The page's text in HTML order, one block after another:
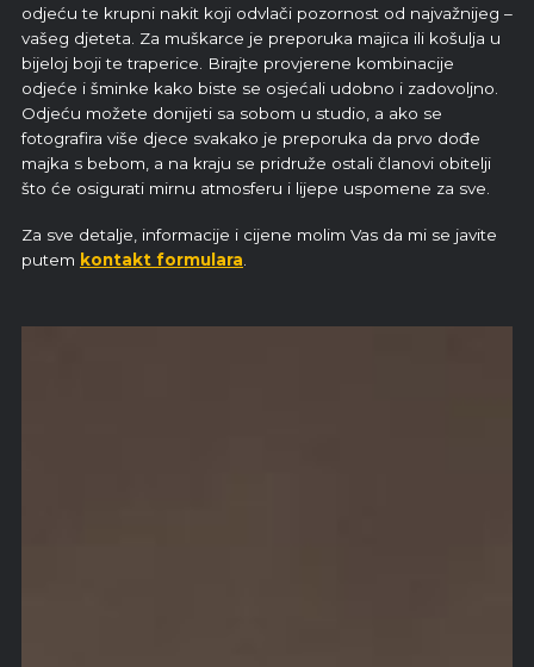
odjeću te krupni nakit koji odvlači pozornost od najvažnijeg –
vašeg djeteta. Za muškarce je preporuka majica ili košulja u
bijeloj boji te traperice. Birajte provjerene kombinacije
odjeće i šminke kako biste se osjećali udobno i zadovoljno.
Odjeću možete donijeti sa sobom u studio, a ako se
fotografira više djece svakako je preporuka da prvo dođe
majka s bebom, a na kraju se pridruže ostali članovi obitelji
što će osigurati mirnu atmosferu i lijepe uspomene za sve.
Za sve detalje, informacije i cijene molim Vas da mi se javite
putem kontakt formulara